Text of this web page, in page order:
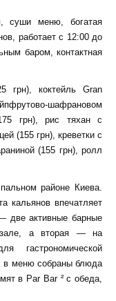
суши меню, богатая
работает с 12:00 до
баром, контактная
грн), коктейль Gran
шафрановом
грн), рис тяхан с
(155 грн), креветки с
(155 грн), ролл
районе Киева.
кальянов впечатляет
две активные барные
зале, а вторая — на
гастрономической
в меню собраны блюда
в Par Bar ² с обеда,